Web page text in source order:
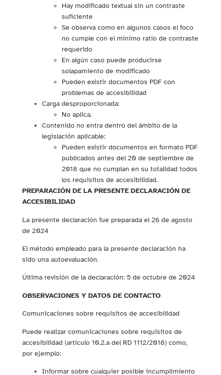
Hay modificado textual sin un contraste
suficiente
Se observa como en algunos casos el foco
no cumple con el mínimo ratio de contraste
requerido
En algún caso puede producirse
solapamiento de modificado
Pueden existir documentos PDF con
problemas de accesibilidad
Carga desproporcionada:
No aplica.
Contenido no entra dentro del ámbito de la
legislación aplicable:
Pueden existir documentos en formato PDF
publicados antes del 20 de septiembre de
2018 que no cumplan en su totalidad todos
los requisitos de accesibilidad.
PREPARACIÓN DE LA PRESENTE DECLARACIÓN DE
ACCESIBILIDAD
La presente declaración fue preparada el 26 de agosto
de 2024
El método empleado para la presente declaración ha
sido una autoevaluación.
Última revisión de la declaración: 5 de octubre de 2024
OBSERVACIONES Y DATOS DE CONTACTO
Comunicaciones sobre requisitos de accesibilidad
Puede realizar comunicaciones sobre requisitos de
accesibilidad (artículo 10.2.a del RD 1112/2018) como,
por ejemplo:
Informar sobre cualquier posible incumplimiento